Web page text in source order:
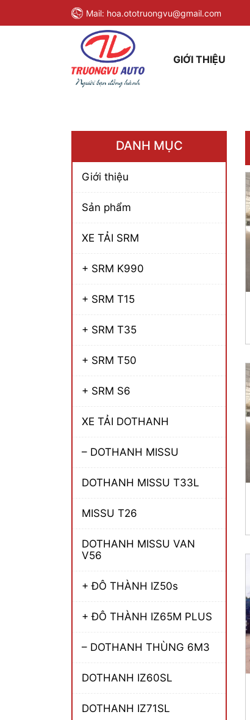
Mail: hoa.ototruongvu@gmail.com
GIỚI THIỆU
DANH MỤC
Giới thiệu
Sản phẩm
XE TẢI SRM
+ SRM K990
+ SRM T15
+ SRM T35
+ SRM T50
+ SRM S6
XE TẢI DOTHANH
– DOTHANH MISSU
DOTHANH MISSU T33L
MISSU T26
DOTHANH MISSU VAN
V56
+ ĐÔ THÀNH IZ50s
+ ĐÔ THÀNH IZ65M PLUS
– DOTHANH THÙNG 6M3
DOTHANH IZ60SL
DOTHANH IZ71SL